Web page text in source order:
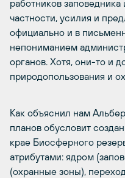
работников
частности, усилия и
официально и в
непониманием
органов. Хотя, они-то и
природопользования и
Как объяснил нам
планов обусловит
крае Биосферного
атрибутами: ядром
(охранные зоны),